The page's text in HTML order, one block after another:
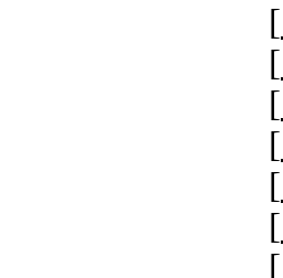
[
[
[
[
[
[
[